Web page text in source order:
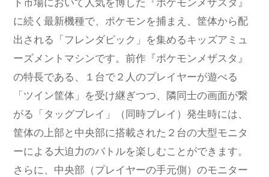
ト市場において人気を博した『ポケモンメザスタ』
に続く最新機種で、ポケモンを捕まえ、筐体から配
出される「フレンダピック」を集めるキッズアミュ
ーズメントマシンです。前作『ポケモンメザスタ』
の特長である、１台で２人のプレイヤーが遊べる
「ツイン筐体」を受け継ぎつつ、隣同士の画面が繋
がる「タッグプレイ」（同時プレイ）発生時には、
筐体の上部と中央部に搭載された２台の大型モニタ
ーによる大迫力のバトルを楽しむことができます。
さらに、中央部（プレイヤーの手元側）のモニター